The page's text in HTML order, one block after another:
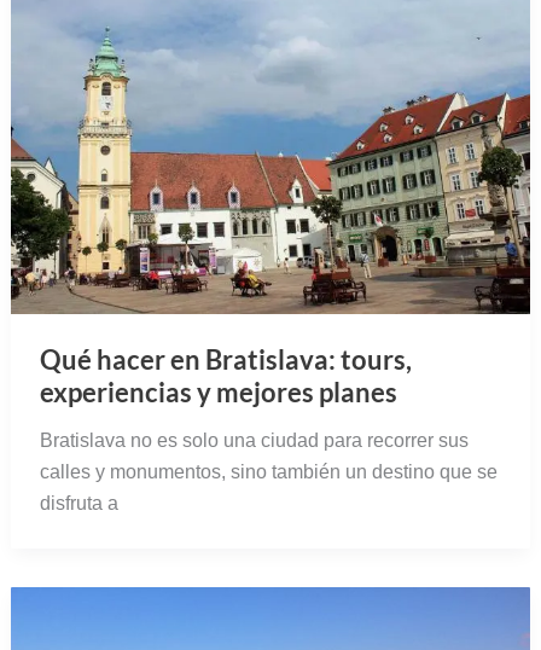
Qué hacer en Bratislava: tours,
experiencias y mejores planes
Bratislava no es solo una ciudad para recorrer sus
calles y monumentos, sino también un destino que se
disfruta a